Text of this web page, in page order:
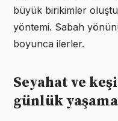
büyük birikimler
yöntemi. Sabah
boyunca ilerler.
Seyahat ve
günlük